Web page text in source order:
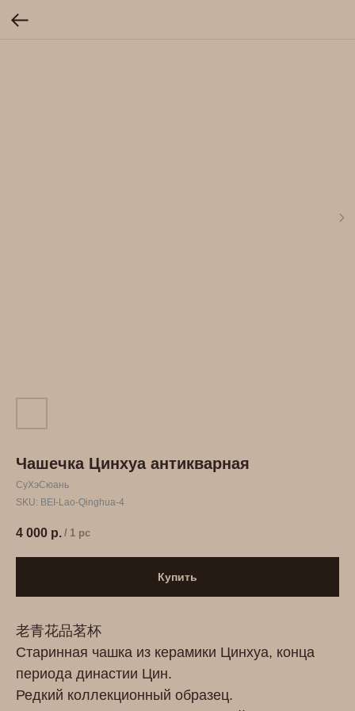
Чашечка Цинхуа антикварная
СуХэСюань
SKU: BEI-Lao-Qinghua-4
4 000 р. / 1 pc
Купить
老青花品茗杯
Старинная чашка из керамики Цинхуа, конца
периода династии Цин.
Редкий коллекционный образец.